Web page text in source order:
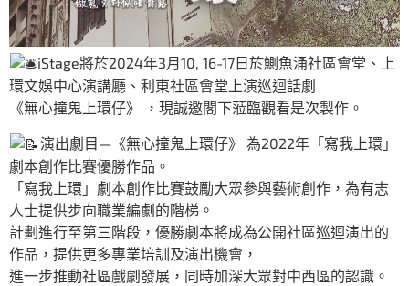
iStage將於2024年3月10, 16-17日於鰂魚涌社區會堂、上
環文娛中心演講廳、利東社區會堂上演巡迴話劇
《無心撞鬼上環仔》 ，現誠邀閣下蒞臨觀看是次製作。
演出劇目—《無心撞鬼上環仔》 為2022年「寫我上環」
劇本創作比賽優勝作品。
「寫我上環」劇本創作比賽鼓勵大眾參與藝術創作，為有志
人士提供步向職業編劇的階梯。
計劃進行至第三階段，優勝劇本將成為公開社區巡迴演出的
作品，提供更多專業培訓及演出機會，
進一步推動社區戲劇發展，同時加深大眾對中西區的認識。